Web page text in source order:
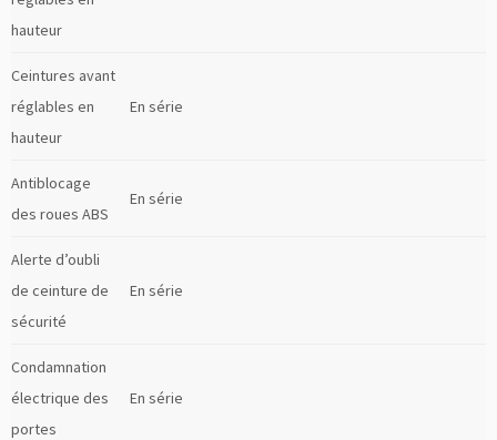
hauteur
Ceintures avant
réglables en
hauteur
En série
Antiblocage
des roues ABS
En série
Alerte d’oubli
de ceinture de
sécurité
En série
Condamnation
électrique des
portes
En série